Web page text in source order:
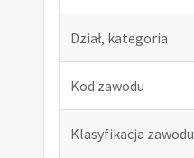
Dział, kategoria
Kod zawodu
Klasyfikacja zawodu